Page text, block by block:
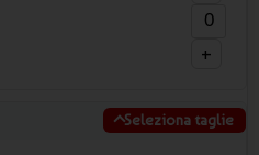
+
Seleziona taglie